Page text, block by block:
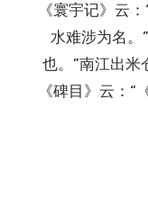
《寰宇记》云
水难涉为名。
也。”南江出米
《碑目》云：